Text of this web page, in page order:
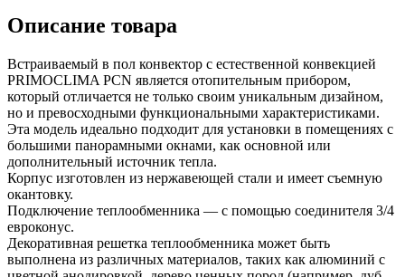
Описание товара
Встраиваемый в пол конвектор с естественной конвекцией
PRIMOCLIMA PCN является отопительным прибором,
который отличается не только своим уникальным дизайном,
но и превосходными функциональными характеристиками.
Эта модель идеально подходит для установки в помещениях с
большими панорамными окнами, как основной или
дополнительный источник тепла.
Корпус изготовлен из нержавеющей стали и имеет съемную
окантовку.
Подключение теплообменника — с помощью соединителя 3/4
евроконус.
Декоративная решетка теплообменника может быть
выполнена из различных материалов, таких как алюминий с